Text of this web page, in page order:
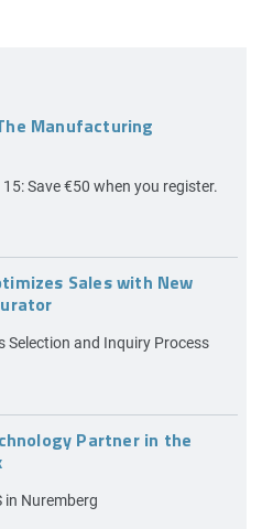
Manufacturing
Save €50 when you register.
Sales with New
Selection and Inquiry Process
Partner in the
Nuremberg